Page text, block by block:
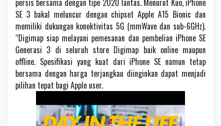
persis bersama dengan tipe 2020 lantas. Menurut Kuo, iPhone
SE 3 bakal meluncur dengan chipset Apple A15 Bionic dan
memiliki dukungan konektivitas 5G (mmWave dan sub-6GHz).
“Digimap siap melayani pemesanan dan pembelian iPhone SE
Generasi 3 di seluruh store Digimap baik online maupun
offline. Spesifikasi yang kuat dari iPhone SE namun tetap
bersama dengan harga terjangkau diinginkan dapat menjadi
pilihan tepat bagi Apple user.